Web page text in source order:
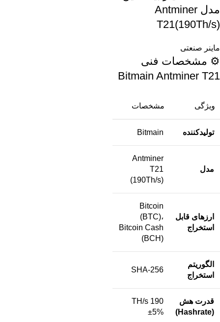
مدل Antminer
T21(190Th/s)
ماینر صنعتی
⚙️ مشخصات فنی
Bitmain Antminer T21
ویژگی مشخصات
تولیدکننده Bitmain
مدل
Antminer
T21
(190Th/s)
ارزهای قابل
استخراج
Bitcoin
(BTC)،
Bitcoin Cash
(BCH)
الگوریتم
استخراج
SHA-256
قدرت هش
(Hashrate)
190 TH/s
±5%